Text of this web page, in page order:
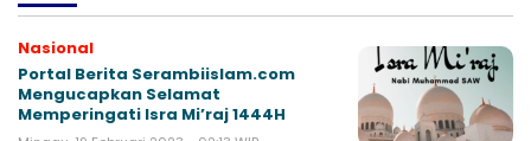
Nasional
Portal Berita Serambiislam.com
Mengucapkan Selamat
Memperingati Isra Mi’raj 1444H